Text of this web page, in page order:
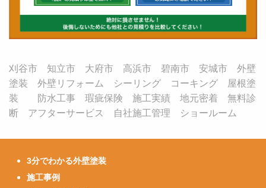
刈谷市 知立市 大府市 高浜市 碧南市 安城市 外壁
塗装 外壁リフォーム シーリング コーキング 屋根塗
装 防水工事 瑕疵保険 施工実績 地元密着 無料診
断 アフターサービス 自社施工管理 ショールーム
3分でわかる外壁塗装
施工事例